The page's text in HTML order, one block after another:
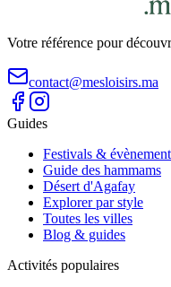
Votre référence pour
contact@mesloisirs.ma
Guides
Festivals &
Guide des hammams
Désert d'Agafay
Explorer par style
Toutes les villes
Blog & guides
Activités populaires